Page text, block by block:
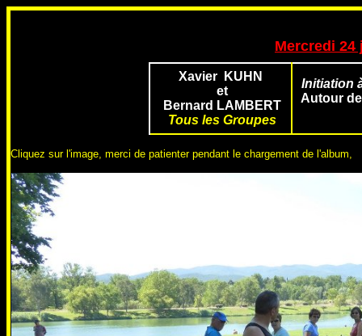
Mercredi 24
Xavier KUHN
et
Bernard LAMBERT
Tous les Groupes
Initiation
Autour
Cliquez sur l'image, merci de patienter pendant le chargement de l'album,